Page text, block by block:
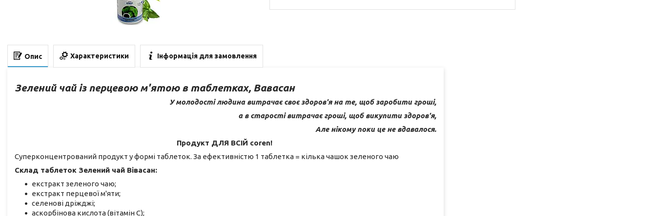
Опис Характеристики Інформація для замовлення
Зелений чай із перцевою м'ятою в таблетках, Вавасан
У молодості людина витрачає своє здоров'я на те, щоб заробити гроші,
а в старості витрачає гроші, щоб викупити здоров'я,
Але нікому поки це не вдавалося.
Продукт ДЛЯ ВСІЙ coren!
Суперконцентрований продукт у формі таблеток. За ефективністю 1 таблетка = кілька чашок зеленого чаю
Склад таблеток Зелений чай Вівасан:
екстракт зеленого чаю;
екстракт перцевої м'яти;
селенові дріжджі;
аскорбінова кислота (вітамін С);